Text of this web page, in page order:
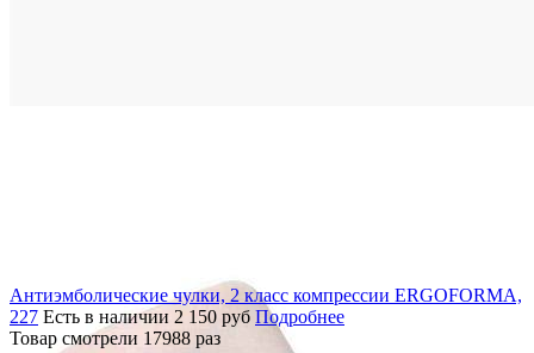
Антиэмболические чулки, 2 класс компрессии ERGOFORMA,
227 Есть в наличии 2 150 руб Подробнее
Товар смотрели 17988 раз